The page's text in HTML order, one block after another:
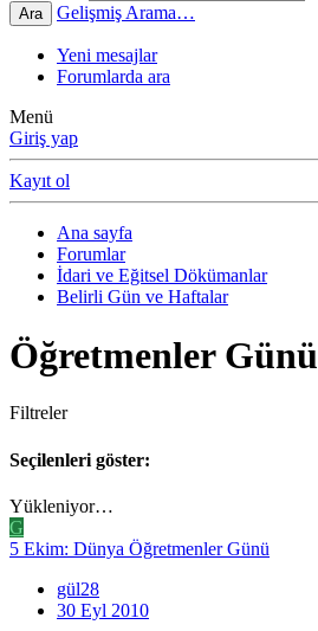
Ara Gelişmiş Arama…
Yeni mesajlar
Forumlarda ara
Menü
Giriş yap
Kayıt ol
Ana sayfa
Forumlar
İdari ve Eğitsel Dökümanlar
Belirli Gün ve Haftalar
Öğretmenler Günü
Filtreler
Seçilenleri göster:
Yükleniyor…
G
5 Ekim: Dünya Öğretmenler Günü
gül28
30 Eyl 2010